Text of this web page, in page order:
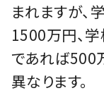
まれますが
1500万円、
であれば500
異なります。